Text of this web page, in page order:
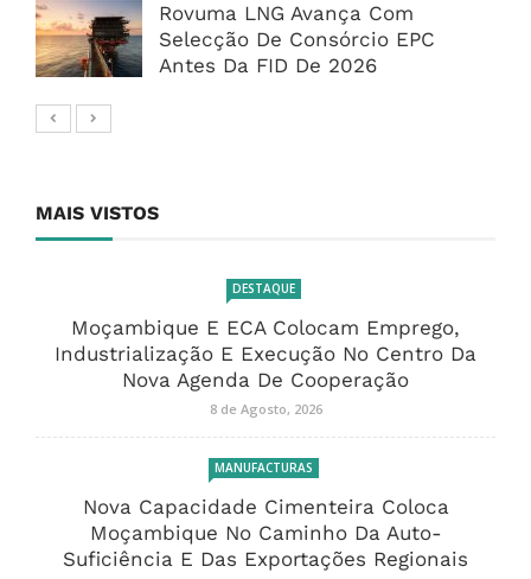
Rovuma LNG Avança Com
Selecção De Consórcio EPC
Antes Da FID De 2026
MAIS VISTOS
DESTAQUE
Moçambique E ECA Colocam Emprego,
Industrialização E Execução No Centro Da
Nova Agenda De Cooperação
8 de Agosto, 2026
MANUFACTURAS
Nova Capacidade Cimenteira Coloca
Moçambique No Caminho Da Auto-
Suficiência E Das Exportações Regionais